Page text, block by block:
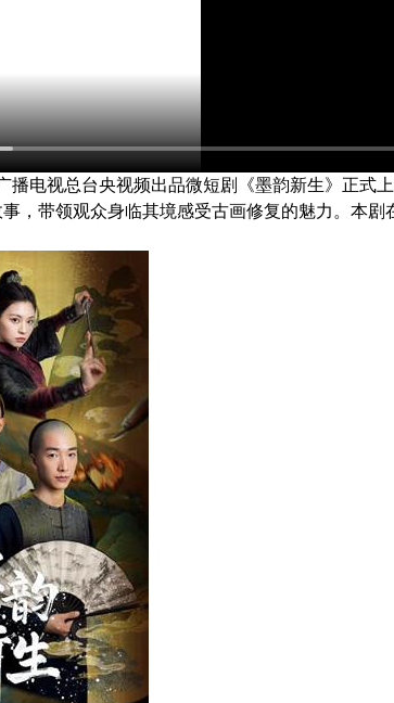
播电视总台央视频出品微短剧《墨韵新生》正式
，带领观众身临其境感受古画修复的魅力。本